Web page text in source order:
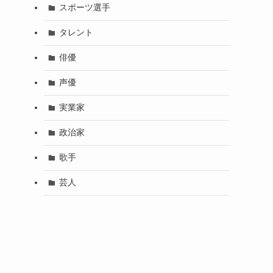
スポーツ選手
タレント
俳優
声優
実業家
政治家
歌手
芸人